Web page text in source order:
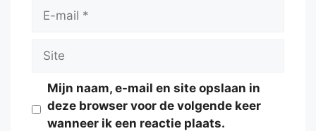
Site
Mijn naam, e-mail en site opslaan in
deze browser voor de volgende keer
wanneer ik een reactie plaats.